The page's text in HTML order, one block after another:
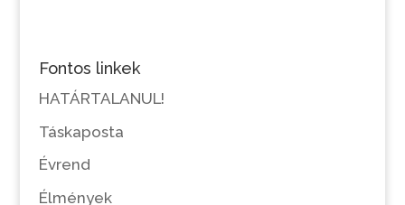
Fontos linkek
HATÁRTALANUL!
Táskaposta
Évrend
Élmények